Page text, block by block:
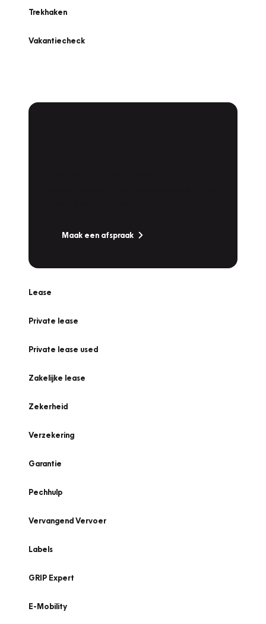
Trekhaken
Vakantiecheck
Maak een afspraak
Lease
Private lease
Private lease used
Zakelijke lease
Zekerheid
Verzekering
Garantie
Pechhulp
Vervangend Vervoer
Labels
GRIP Expert
E-Mobility